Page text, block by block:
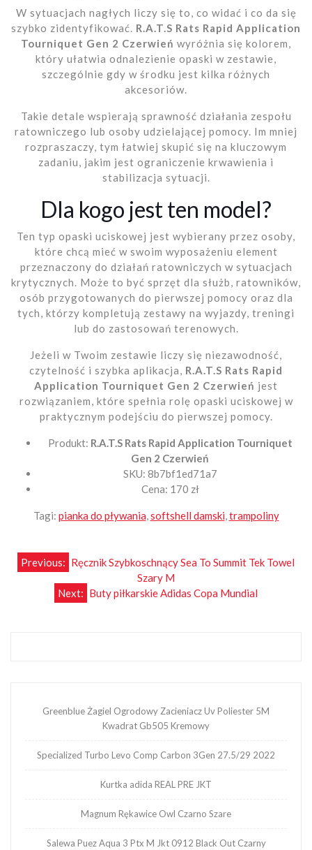
W sytuacjach nagłych liczy się to, co widać i co da się
szybko zidentyfikować. R.A.T.S Rats Rapid Application
Tourniquet Gen 2 Czerwień wyróżnia się kolorem,
który ułatwia odnalezienie opaski w zestawie,
szczególnie gdy w środku jest kilka różnych
akcesoriów.
Takie detale wspierają sprawność działania zespołu
ratowniczego lub osoby udzielającej pomocy. Im mniej
rozpraszaczy, tym łatwiej skupić się na kluczowym
zadaniu, jakim jest ograniczenie krwawienia i
stabilizacja sytuacji.
Dla kogo jest ten model?
Ten typ opaski uciskowej jest wybierany przez osoby,
które chcą mieć w swoim wyposażeniu element
przeznaczony do działań ratowniczych w sytuacjach
krytycznych. Może to być sprzęt dla służb, ratowników,
osób przygotowanych do pierwszej pomocy oraz dla
tych, którzy kompletują zestawy na wyjazdy, treningi
lub do zastosowań terenowych.
Jeżeli w Twoim zestawie liczy się niezawodność,
czytelność i szybka aplikacja, R.A.T.S Rats Rapid
Application Tourniquet Gen 2 Czerwień jest
rozwiązaniem, które spełnia rolę opaski uciskowej w
praktycznym podejściu do pierwszej pomocy.
Produkt: R.A.T.S Rats Rapid Application Tourniquet
Gen 2 Czerwień
SKU: 8b7bf1ed71a7
Cena: 170 zł
Tagi: pianka do pływania,softshell damski,trampoliny
Nawigacja
wpisu
Previous: Ręcznik Szybkoschnący Sea To Summit Tek Towel
Szary M
Next: Buty piłkarskie Adidas Copa Mundial
Greenblue Żagiel Ogrodowy Zacieniacz Uv Poliester 5M
Kwadrat Gb505 Kremowy
Specialized Turbo Levo Comp Carbon 3Gen 27.5/29 2022
Kurtka adida REAL PRE JKT
Magnum Rękawice Owl Czarno Szare
Salewa Puez Aqua 3 Ptx M Jkt 0912 Black Out Czarny